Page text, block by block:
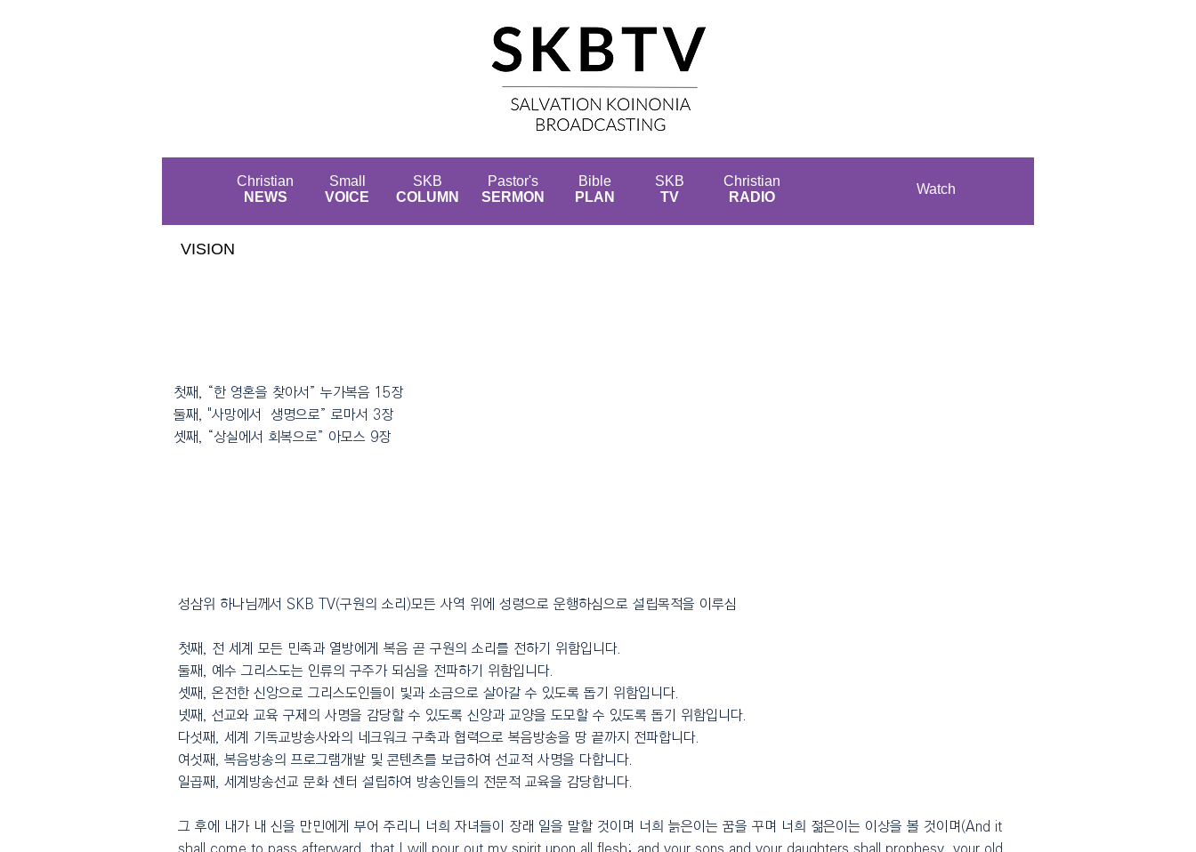
Christian
NEWS
Small
VOICE
SKB
COLUMN
Pastor's
SERMON
Bible
PLAN
SKB
TV
Christian
RADIO
Watch
VISION
첫째, “한 영혼을 찾아서” 누가복음 15장
둘째, "사망에서 생명으로” 로마서 3장
셋째, “상실에서 회복으로” 아모스 9장
성삼위 하나님께서 SKB TV(구원의 소리)모든 사역 위에 성령으로 운행하심으로 설립목적을 이루심
첫째, 전 세계 모든 민족과 열방에게 복음 곧 구원의 소리를 전하기 위함입니다.
둘째, 예수 그리스도는 인류의 구주가 되심을 전파하기 위함입니다.
셋째, 온전한 신앙으로 그리스도인들이 빛과 소금으로 살아갈 수 있도록 돕기 위함입니다.
넷째, 선교와 교육 구제의 사명을 감당할 수 있도록 신앙과 교양을 도모할 수 있도록 돕기 위함입니다.
다섯째, 세계 기독교방송사와의 네크워크 구축과 협력으로 복음방송을 땅 끝까지 전파합니다.
여섯째, 복음방송의 프로그램개발 및 콘텐츠를 보급하여 선교적 사명을 다합니다.
일곱째, 세계방송선교 문화 센터 설립하여 방송인들의 전문적 교육을 감당합니다.
그 후에 내가 내 신을 만민에게 부어 주리니 너희 자녀들이 장래 일을 말할 것이며 너희 늙은이는 꿈을 꾸며 너희 젊은이는 이상을 볼 것이며(And it